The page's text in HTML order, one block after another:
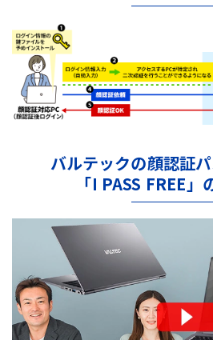
バルテックの顔認証
「I PASS FREE